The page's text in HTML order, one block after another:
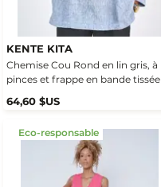
KENTE KITA
Chemise Cou Rond en lin gris, à
pinces et frappe en bande tissée
64,60 $US
Eco-responsable